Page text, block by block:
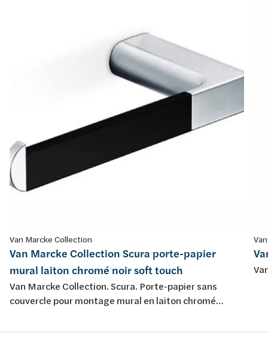
Van Marcke Collection
Van Marcke Collection Scura porte-papier
mural laiton chromé noir soft touch
Van Marcke Collection. Scura. Porte-papier sans
couvercle pour montage mural en laiton chromé